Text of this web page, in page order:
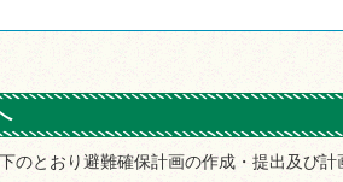
のとおり避難確保計画の作成・提出及び